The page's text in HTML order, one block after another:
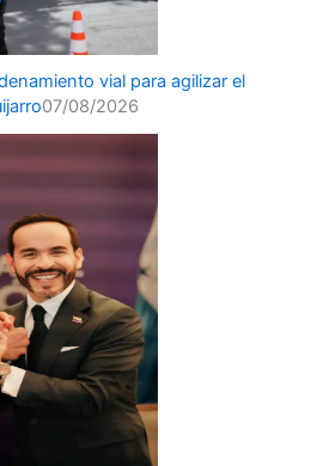
vial para agilizar el
07/08/2026